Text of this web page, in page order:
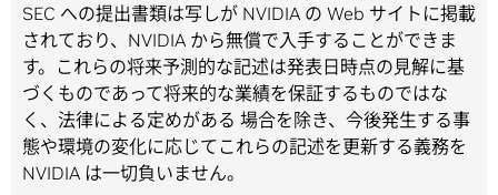
SEC への提出書類は写しが NVIDIA の Web サイトに掲載
されており、NVIDIA から無償で入手することができま
す。これらの将来予測的な記述は発表日時点の見解に基
づくものであって将来的な業績を保証するものではな
く、法律による定めがある 場合を除き、今後発生する事
態や環境の変化に応じてこれらの記述を更新する義務を
NVIDIA は一切負いません。